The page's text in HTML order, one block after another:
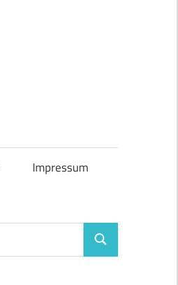
Impressum
Suchen